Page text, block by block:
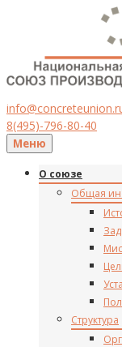
8(495)-796-80-40
Меню
О союзе
Общая
Структура